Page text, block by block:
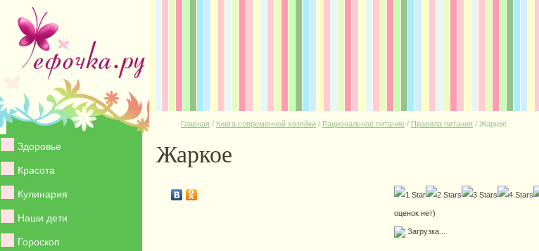
Здоровье
Красота
Кулинария
Наши дети
Гороскоп
Главная / Книга современной хозяйки / Рациональное питание / Правила питания / Жаркое
Жаркое
оценок нет)
Загрузка...